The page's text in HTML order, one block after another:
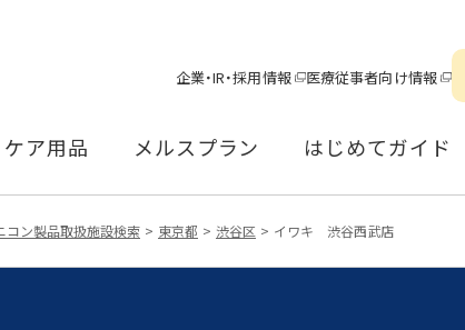
企業・IR・採用情報 医療従事者向け情報
ケア用品 メルスプラン はじめてガイド
コン製品取扱施設検索 東京都 渋谷区 イワキ 渋谷西武店